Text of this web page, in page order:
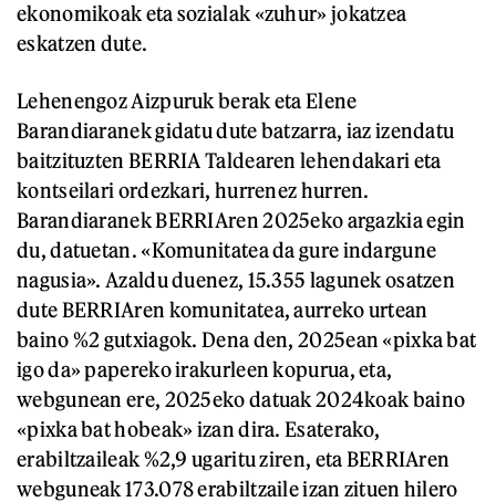
ekonomikoak eta sozialak «zuhur» jokatzea
eskatzen dute.
Lehenengoz Aizpuruk berak eta Elene
Barandiaranek gidatu dute batzarra, iaz izendatu
baitzituzten BERRIA Taldearen lehendakari eta
kontseilari ordezkari, hurrenez hurren.
Barandiaranek BERRIAren 2025eko argazkia egin
du, datuetan. «Komunitatea da gure indargune
nagusia». Azaldu duenez, 15.355 lagunek osatzen
dute BERRIAren komunitatea, aurreko urtean
baino %2 gutxiagok. Dena den, 2025ean «pixka bat
igo da» papereko irakurleen kopurua, eta,
webgunean ere, 2025eko datuak 2024koak baino
«pixka bat hobeak» izan dira. Esaterako,
erabiltzaileak %2,9 ugaritu ziren, eta BERRIAren
webguneak 173.078 erabiltzaile izan zituen hilero